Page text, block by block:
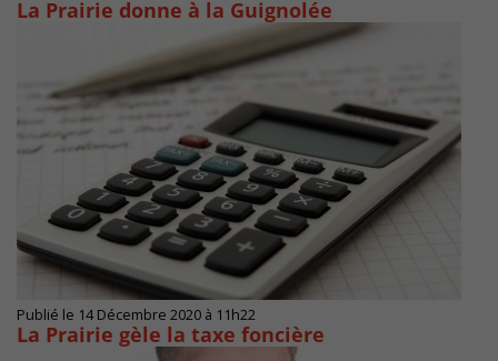
La Prairie donne à la Guignolée
Publié le 14 Décembre 2020 à 11h22
La Prairie gèle la taxe foncière